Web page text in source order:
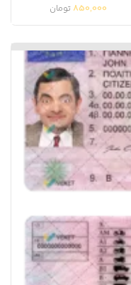
850,000 تومان